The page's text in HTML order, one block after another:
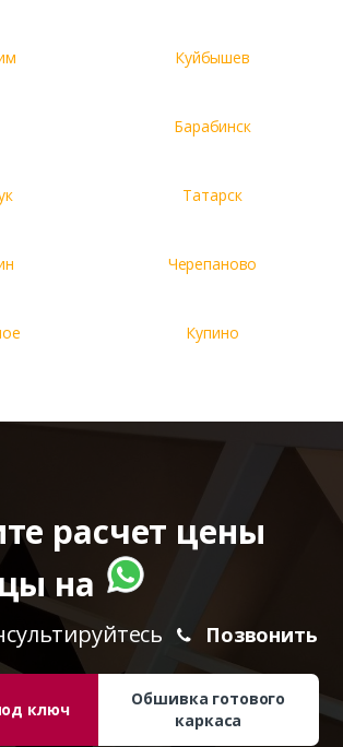
Куйбышев
Барабинск
Татарск
Черепаново
Купино
расчет цены
на
Позвонить
ключ
Обшивка готового
каркаса